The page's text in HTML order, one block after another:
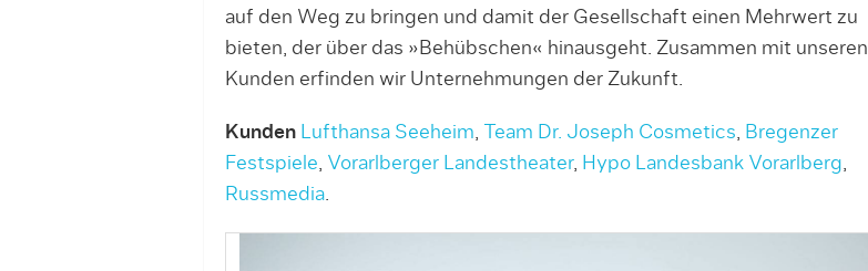
auf den Weg zu bringen und damit der Gesellschaft einen Mehrwert zu
bieten, der über das »Behübschen« hinausgeht. Zusammen mit unseren
Kunden erfinden wir Unternehmungen der Zukunft.
Kunden Lufthansa Seeheim, Team Dr. Joseph Cosmetics, Bregenzer
Festspiele, Vorarlberger Landestheater, Hypo Landesbank Vorarlberg,
Russmedia.